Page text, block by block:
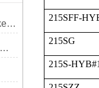
如何正确选择 Tri - Clamp Gasket 垫圈的材质与尺寸？
Tri-ClampGasket垫圈安装时是否需要涂抹润滑剂或密封脂？
215SFF-
215SG
215S-